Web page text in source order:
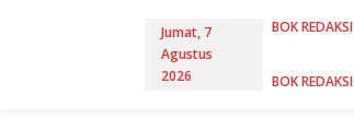
Jumat, 7
Agustus
2026
BOK REDAKSI
BOK REDAKSI